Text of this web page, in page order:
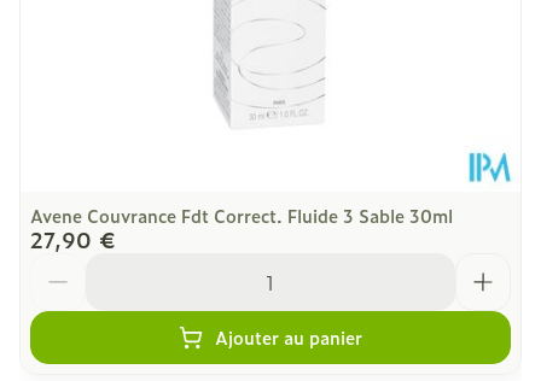
Avene Couvrance Fdt Correct. Fluide 3 Sable 30ml
27,90 €
Ajouter au panier